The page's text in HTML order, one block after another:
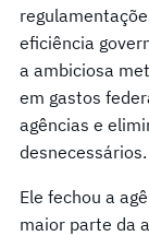
eficiência
a ambiciosa
em gastos
agências e
desnecessários.
Ele fechou a
maior parte da